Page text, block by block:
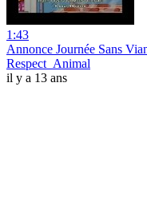
1:43
Annonce Journée Sans
Respect_Animal
il y a 13 ans